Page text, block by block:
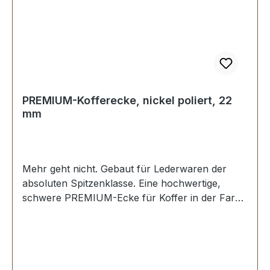
PREMIUM-Kofferecke, nickel poliert, 22
mm
Mehr geht nicht. Gebaut für Lederwaren der
absoluten Spitzenklasse. Eine hochwertige,
schwere PREMIUM-Ecke für Koffer in der Farbe